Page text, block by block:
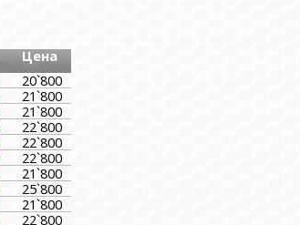
Цена
20`800
21`800
21`800
22`800
22`800
22`800
21`800
25`800
21`800
22`800